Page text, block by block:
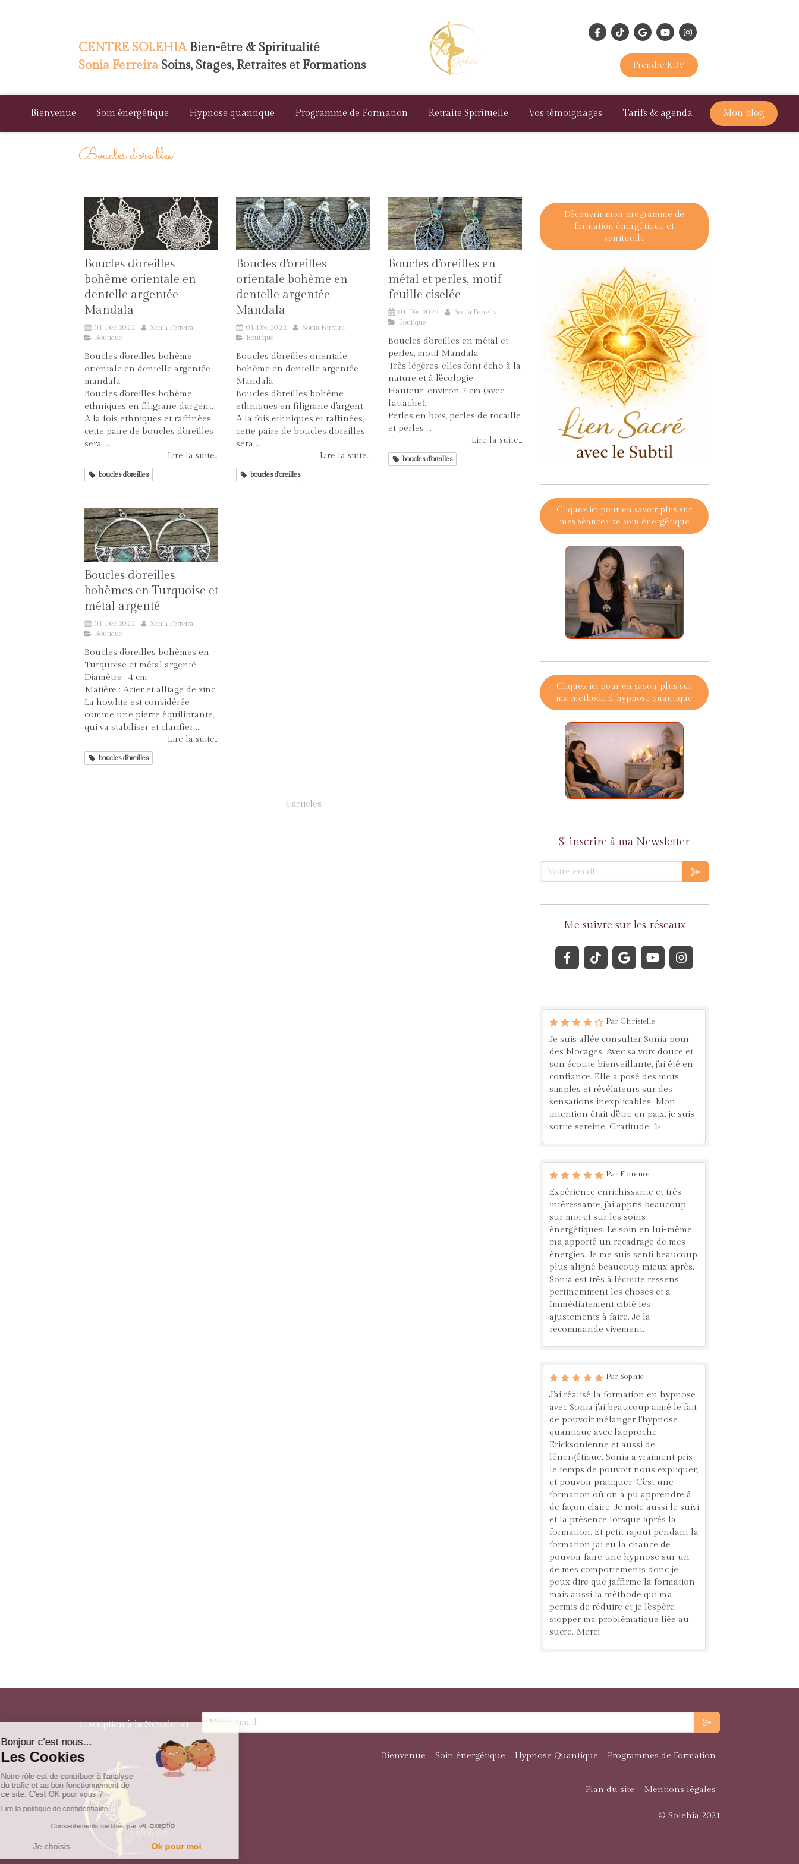
CENTRE SOLEHIABien-être & Spiritualité
Sonia Ferreira Soins, Stages, Retraites et Formations Prendre RDV
Bienvenue Soin énergétique Hypnose quantique Programme de Formation Retraite Spirituelle Vos témoignages Tarifs & agenda Mon blog
Boucles d'oreilles
Boucles d'oreilles
bohème orientale en
dentelle argentée
Mandala
01 Déc 2022
Sonia Ferreira
Boutique
Boucles d'oreilles bohème
orientale en dentelle argentée
mandala
Boucles d'oreilles bohème
ethniques en filigrane d'argent.
A la fois ethniques et raffinées,
cette paire de boucles d'oreilles
sera ...
Lire la suite...
boucles d'oreilles
Boucles d'oreilles
orientale bohème en
dentelle argentée
Mandala
01 Déc 2022
Sonia Ferreira
Boutique
Boucles d'oreilles orientale
bohème en dentelle argentée
Mandala
Boucles d'oreilles bohème
ethniques en filigrane d'argent.
A la fois ethniques et raffinées,
cette paire de boucles d'oreilles
sera ...
Lire la suite...
boucles d'oreilles
Boucles d’oreilles en
métal et perles, motif
feuille ciselée
01 Déc 2022
Sonia Ferreira
Boutique
Boucles d'oreilles en métal et
perles, motif Mandala
Très légères, elles font écho à la
nature et à l'écologie.
Hauteur: environ 7 cm (avec
l'attache).
Perles en bois, perles de rocaille
et perles ...
Lire la suite...
boucles d'oreilles
Boucles d'oreilles
bohèmes en Turquoise et
métal argenté
01 Déc 2022
Sonia Ferreira
Boutique
Boucles d'oreilles bohèmes en
Turquoise et métal argenté
Diamètre : 4 cm
Matière : Acier et alliage de zinc.
La howlite est considérée
comme une pierre équilibrante,
qui va stabiliser et clarifier ...
Lire la suite...
boucles d'oreilles
4 articles
Découvrir mon programme de
formation énergétique et
spirituelle
Cliquez ici pour en savoir plus sur
mes séances de soin énergétique
Cliquez ici pour en savoir plus sur
ma méthode d' hypnose quantique
S' inscrire à ma Newsletter
Votre email
Me suivre sur les réseaux
Par Christelle
Je suis allée consulter Sonia pour
des blocages. Avec sa voix douce et
son écoute bienveillante, j'ai été en
confiance. Elle a posé des mots
simples et révélateurs sur des
sensations inexplicables. Mon
intention était d'être en paix, je suis
sortie sereine. Gratitude. ✨
Par Florence
Expérience enrichissante et très
intéressante, j'ai appris beaucoup
sur moi et sur les soins
énergétiques. Le soin en lui-même
m'a apporté un recadrage de mes
énergies. Je me suis senti beaucoup
plus aligné beaucoup mieux après.
Sonia est très à l'écoute ressens
pertinemment les choses et a
Immédiatement ciblé les
ajustements à faire. Je la
recommande vivement.
Par Sophie
J'ai réalisé la formation en hypnose
avec Sonia j'ai beaucoup aimé le fait
de pouvoir mélanger l'hypnose
quantique avec l'approche
Ericksonienne et aussi de
l'énergétique. Sonia a vraiment pris
le temps de pouvoir nous expliquer,
et pouvoir pratiquer. C'est une
formation où on a pu apprendre à
de façon claire. Je note aussi le suivi
et la présence lorsque après la
formation. Et petit rajout pendant la
formation j'ai eu la chance de
pouvoir faire une hypnose sur un
de mes comportements donc je
peux dire que j'affirme la formation
mais aussi la méthode qui m'a
permis de réduire et je l'espère
stopper ma problématique liée au
sucre. Merci
Inscription à la Newsletter
:
Votre email
Bienvenue Soin énergétique Hypnose Quantique Programmes de Formation
Plan du site Mentions légales
© Solehia 2021